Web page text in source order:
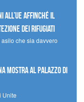
all’UE affinché il
dei rifugiati
che sia davvero
mostra al Palazzo di
Unite